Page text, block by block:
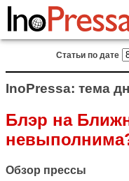
Статьи по дате
InoPressa: тема
Блэр на
Обзор прессы